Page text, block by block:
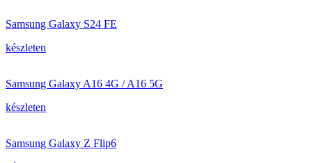
Samsung Galaxy S24 FE
készleten
Samsung Galaxy A16 4G / A16 5G
készleten
Samsung Galaxy Z Flip6